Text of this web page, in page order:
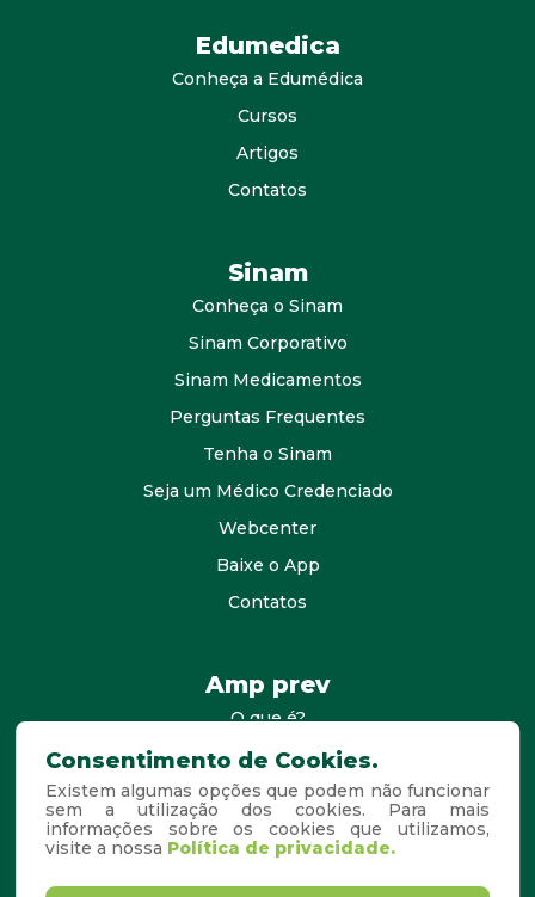
Edumedica
Conheça a Edumédica
Cursos
Artigos
Contatos
Sinam
Conheça o Sinam
Sinam Corporativo
Sinam Medicamentos
Perguntas Frequentes
Tenha o Sinam
Seja um Médico Credenciado
Webcenter
Baixe o App
Contatos
Amp prev
O que é?
consultores
Agende Sua Visita
Perguntas Frequentes
Consentimento de Cookies.
Existem algumas opções que podem não funcionar
sem a utilização dos cookies. Para mais
informações sobre os cookies que utilizamos,
visite a nossa Política de privacidade.